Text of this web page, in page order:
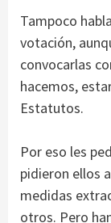
Tampoco
votación,
convocarlas
hacemos,
Estatutos.
Por eso les
pidieron ellos
medidas
otros. Pero